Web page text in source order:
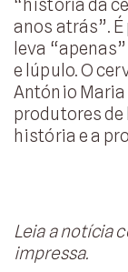
“história da
anos atrás”.
leva
e lúpulo. O
António Maria
produtores de
história e a
Leia a notícia
impressa.